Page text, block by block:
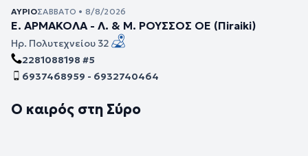
ΑΎΡΙΟΣΆΒΒΑΤΟ • 8/8/2026
Ε. ΑΡΜΑΚΟΛΑ - Λ. & Μ. ΡΟΥΣΣΟΣ ΟΕ (Πiraiki)
Ηρ. Πολυτεχνείου 32
2281088198 #5
6937468959 - 6932740464
Ο καιρός στη Σύρο